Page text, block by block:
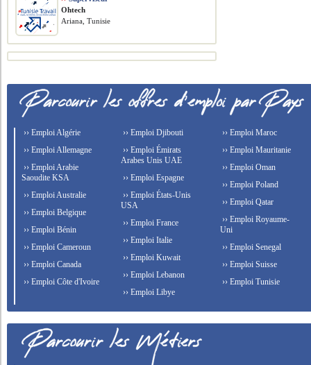
Ohtech
Ariana, Tunisie
›› Emploi Algérie
›› Emploi Allemagne
›› Emploi Arabie
Saoudite KSA
›› Emploi Australie
›› Emploi Belgique
›› Emploi Bénin
›› Emploi Cameroun
›› Emploi Canada
›› Emploi Côte d'Ivoire
›› Emploi Djibouti
›› Emploi Émirats
Arabes Unis UAE
›› Emploi Espagne
›› Emploi États-Unis
USA
›› Emploi France
›› Emploi Italie
›› Emploi Kuwait
›› Emploi Lebanon
›› Emploi Libye
›› Emploi Maroc
›› Emploi Mauritanie
›› Emploi Oman
›› Emploi Poland
›› Emploi Qatar
›› Emploi Royaume-
Uni
›› Emploi Senegal
›› Emploi Suisse
›› Emploi Tunisie